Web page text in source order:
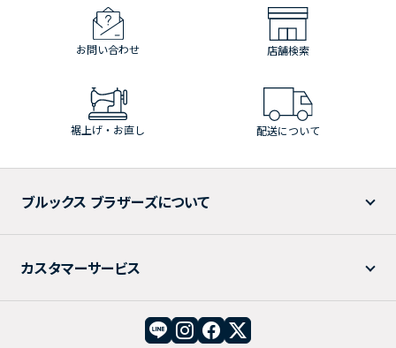
お問い合わせ 店舗検索
裾上げ・お直し 配送について
ブルックス ブラザーズについて
カスタマーサービス